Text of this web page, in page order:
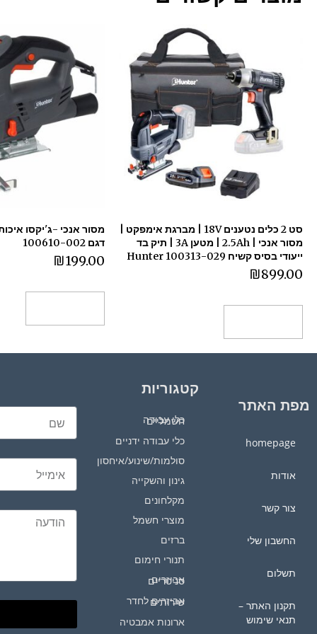
סט 2 כלים נטענים 18V | מברגת אימפקט |
מסור אנכי | 2.5Ah | מטען 3A | תיק בד
ייעודי בסיס קשיח 100313-029 Hunter
₪899.00
דגם 100610-002
₪199.00
מפת האתר
homepage
אודות
צור קשר
החשבון שלי
תשלום
תקנון האתר –
תנאי שימוש
קטגוריות
כלי עבודה חשמליים
כלי עבודה ידניים
סולמות/שינוע/איחסון
גינון והשקייה
מקלחונים
מוצרי חשמל
ברזים
תנורי חימום
אביזרים סניטריים
אביזרים לחדר שירותים
ארונות אמבטיה